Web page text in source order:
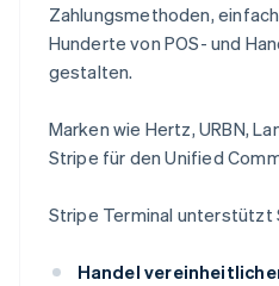
Zahlungsmethoden,
Hunderte von POS- und
gestalten.
Marken wie Hertz, URBN,
Stripe für den Unified
Stripe Terminal unterstützt
Handel